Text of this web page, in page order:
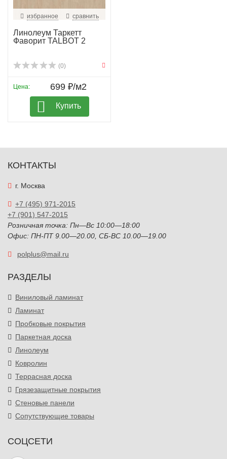
избранное сравнить
Линолеум Таркетт
Фаворит TALBOT 2
(0)
Цена: 699 ₽/м2
Купить
КОНТАКТЫ
г. Москва
+7 (495) 971-2015
+7 (901) 547-2015
Розничная точка: Пн—Вс 10:00—18:00
Офис: ПН-ПТ 9.00—20.00, СБ-ВС 10.00—19.00
polplus@mail.ru
РАЗДЕЛЫ
Виниловый ламинат
Ламинат
Пробковые покрытия
Паркетная доска
Линолеум
Ковролин
Террасная доска
Грязезащитные покрытия
Стеновые панели
Сопутствующие товары
СОЦСЕТИ